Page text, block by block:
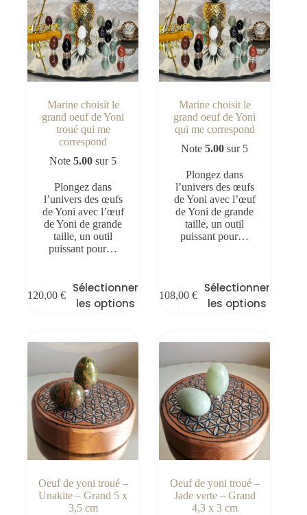
Marine choisit le
grand oeuf de Yoni
troué qui me
correspond
Note5.00 sur 5
Plongez dans
l’univers des œufs
de Yoni avec l’œuf
de Yoni de grande
taille, un outil
puissant pour…
120,00€
Sélectionner
les options
Marine choisit le
grand oeuf de Yoni
qui me correspond
Note5.00 sur 5
Plongez dans
l’univers des œufs
de Yoni avec l’œuf
de Yoni de grande
taille, un outil
puissant pour…
108,00€
Sélectionner
les options
Oeuf de yoni troué –
Unakite – Grand 5 x
3,5 cm
Oeuf de yoni troué –
Jade verte – Grand
4,3 x 3 cm